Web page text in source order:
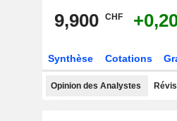
9,900 CHF
Synthèse Cotations
Opinion des Analystes